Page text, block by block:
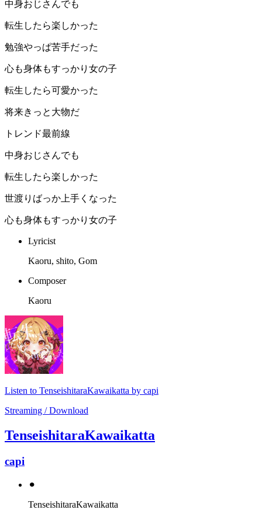
中身おじさんでも
転生したら楽しかった
勉強やっぱ苦手だった
心も身体もすっかり女の子
転生したら可愛かった
将来きっと大物だ
トレンド最前線
中身おじさんでも
転生したら楽しかった
世渡りばっか上手くなった
心も身体もすっかり女の子
Lyricist
Kaoru, shito, Gom
Composer
Kaoru
Listen to TenseishitaraKawaikatta by capi
Streaming / Download
TenseishitaraKawaikatta
capi
⚫︎
TenseishitaraKawaikatta